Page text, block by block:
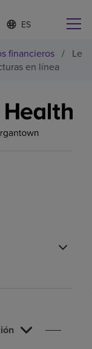
Lista
de
contraída
d
o
m
e
c
financieros / Le
en línea